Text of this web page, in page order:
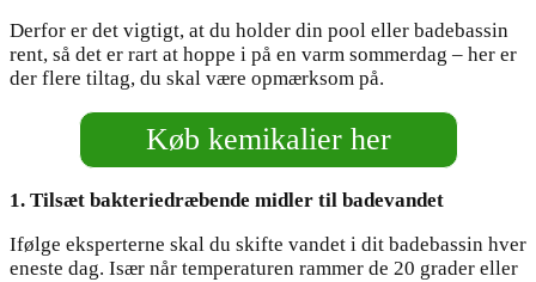
Derfor er det vigtigt, at du holder din pool eller badebassin
rent, så det er rart at hoppe i på en varm sommerdag – her er
der flere tiltag, du skal være opmærksom på.
Køb kemikalier her
1. Tilsæt bakteriedræbende midler til badevandet
Ifølge eksperterne skal du skifte vandet i dit badebassin hver
eneste dag. Især når temperaturen rammer de 20 grader eller